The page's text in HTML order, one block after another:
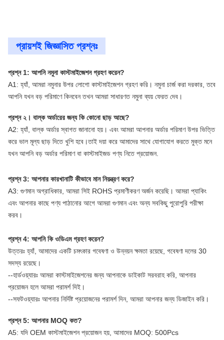
প্রায়শই জিজ্ঞাসিত প্রশ্নঃ
প্রশ্ন 1: আপনি নমুনা কাস্টমাইজেশন গ্রহণ করেন?
A1: হ্যাঁ, আমরা নমুনার উপর লোগো কাস্টমাইজেশন গ্রহণ করি। নমুনা চার্জ করা দরকার, তবে
আপনি যখন বড় পরিমাণে কিনবেন তখন আমরা সাধারণত নমুনা ব্যয় ফেরত দেব।
প্রশ্ন ২। বাল্ক অর্ডারের জন্য কি কোনো ছাড় আছে?
A2: হ্যাঁ, বাল্ক অর্ডার স্বাগত জানানো হয়। এবং আমরা আপনার অর্ডার পরিমাণ উপর ভিত্তি
করে ভাল মূল্য ছাড় দিতে খুশি হবে।তাই দয়া করে আমাদের সাথে যোগাযোগ করতে মুক্ত মনে
যখন আপনি বড় অর্ডার পরিমাণ বা কাস্টমাইজড পণ্য নিতে প্রয়োজন.
প্রশ্ন 3: আপনার কারখানাটি কীভাবে মান নিয়ন্ত্রণ করে?
A3: গুণমান অগ্রাধিকার, আমরা সিই ROHS প্রমাণীকরণ অর্জন করেছি। আমরা প্যাকিং
এবং আপনার কাছে পণ্য পাঠানোর আগে আমরা গুণমান এবং অন্য সবকিছু পুরোপুরি পরীক্ষা
করব।
প্রশ্ন 4: আপনি কি ওডিএম গ্রহণ করেন?
উত্তরঃ হ্যাঁ, আমাদের একটি চমৎকার গবেষণা ও উন্নয়ন ক্ষমতা রয়েছে, গবেষণা দলের 30
সদস্য রয়েছে।
--হার্ডওয়্যারঃ আমরা কাস্টমাইজেশনের জন্য আপনাকে ডাইকাট সরবরাহ করি, আপনার
প্রয়োজন হলে আমরা পরামর্শ দিই।
--সফটওয়্যারঃ আপনার নির্দিষ্ট প্রয়োজনের পরামর্শ দিন, আমরা আপনার জন্য ডিজাইন করি।
প্রশ্ন 5: আপনার MOQ কত?
A5: যদি OEM কাস্টমাইজেশন প্রয়োজন হয়, আমাদের MOQ: 500Pcs